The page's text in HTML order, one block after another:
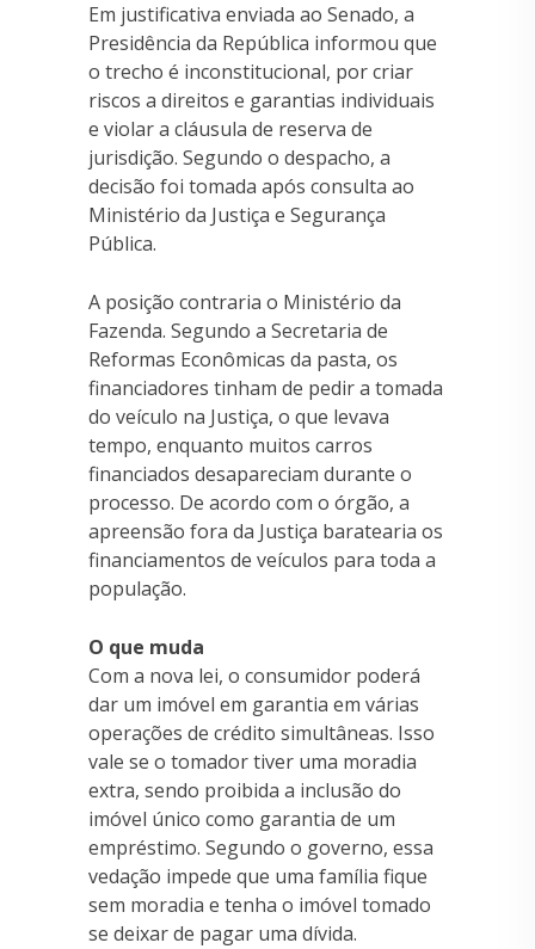
Em justificativa enviada ao Senado, a
Presidência da República informou que
o trecho é inconstitucional, por criar
riscos a direitos e garantias individuais
e violar a cláusula de reserva de
jurisdição. Segundo o despacho, a
decisão foi tomada após consulta ao
Ministério da Justiça e Segurança
Pública.
A posição contraria o Ministério da
Fazenda. Segundo a Secretaria de
Reformas Econômicas da pasta, os
financiadores tinham de pedir a tomada
do veículo na Justiça, o que levava
tempo, enquanto muitos carros
financiados desapareciam durante o
processo. De acordo com o órgão, a
apreensão fora da Justiça baratearia os
financiamentos de veículos para toda a
população.
O que muda
Com a nova lei, o consumidor poderá
dar um imóvel em garantia em várias
operações de crédito simultâneas. Isso
vale se o tomador tiver uma moradia
extra, sendo proibida a inclusão do
imóvel único como garantia de um
empréstimo. Segundo o governo, essa
vedação impede que uma família fique
sem moradia e tenha o imóvel tomado
se deixar de pagar uma dívida.